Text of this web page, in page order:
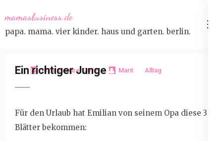
to
content
Enter)
mamasbusiness.de
papa. mama. vier kinder. haus und garten. berlin.
10 September 2012 Marit Alltag
Ein richtiger Junge
Für den Urlaub hat Emilian von seinem Opa diese 3
Blätter bekommen: